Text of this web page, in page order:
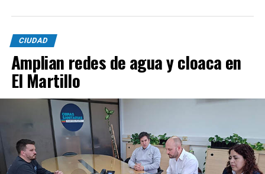
CIUDAD
Amplian redes de agua y cloaca en
El Martillo